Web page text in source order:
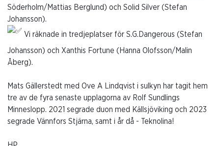
Söderholm/Mattias Berglund) och Solid Silver (Stefan
Johansson).
Vi räknade in tredjeplatser för S.G.Dangerous (Stefan
Johansson) och Xanthis Fortune (Hanna Olofsson/Malin
Åberg).
Mats Gällerstedt med Ove A Lindqvist i sulkyn har tagit hem
tre av de fyra senaste upplagorna av Rolf Sundlings
Minneslopp. 2021 segrade duon med Källsjöviking och 2023
segrade Vännfors Stjärna, samt i år då - Teknolina!